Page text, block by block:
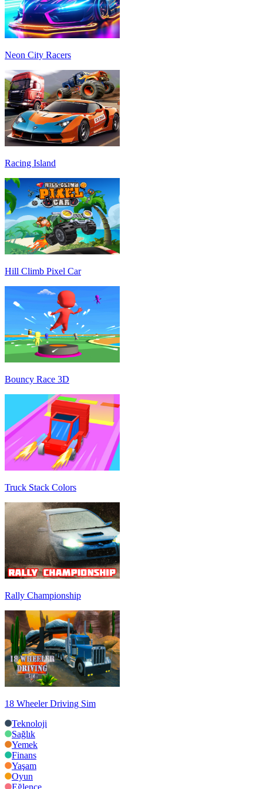
Neon City Racers
Racing Island
Hill Climb Pixel Car
Bouncy Race 3D
Truck Stack Colors
Rally Championship
18 Wheeler Driving Sim
Teknoloji
Sağlık
Yemek
Finans
Yaşam
Oyun
Eğlence